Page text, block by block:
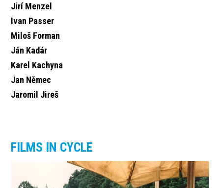
Jirí Menzel
Ivan Passer
Miloš Forman
Ján Kadár
Karel Kachyna
Jan Němec
Jaromil Jireš
FILMS IN CYCLE